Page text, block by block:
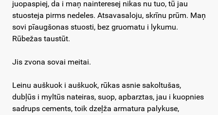
juopaspiej, da i maņ nainteresej nikas nu tuo, tū jau
stuosteja pirms nedeles. Atsavasaloju, skrīnu prūm. Maņ
sovi pīaugšonas stuosti, bez gruomatu i lykumu.
Rūbežas taustūt.
Jis zvona sovai meitai.
Leinu auškuok i auškuok, rūkas asnie sakoltušas,
dubļūs i myltūs nateiras, suop, apbarztas, jau i kuopnies
sadrups cements, toik dzeļža armatura palykuse,